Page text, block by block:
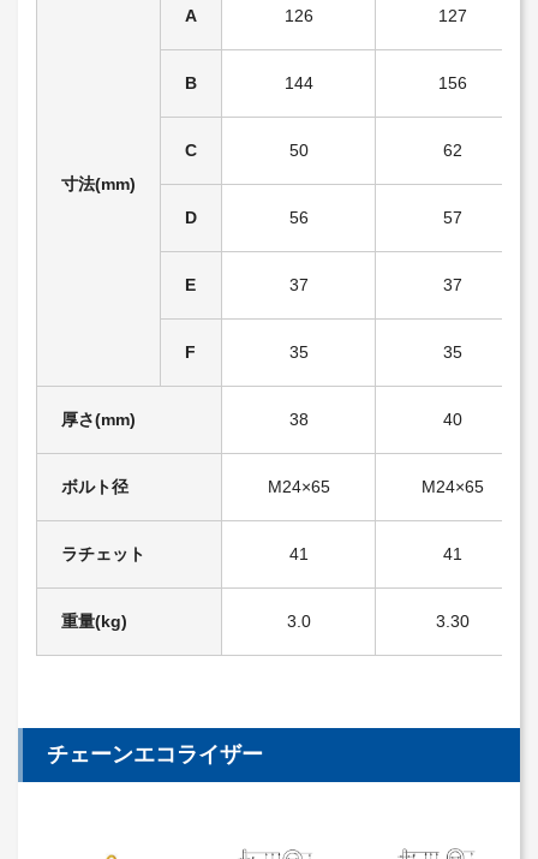
寸法(mm)
A 126 127
B 144 156
C 50 62
D 56 57
E 37 37
F 35 35
厚さ(mm) 38 40
ボルト径 M24×65 M24×65
ラチェット 41 41
重量(kg) 3.0 3.30
チェーンエコライザー